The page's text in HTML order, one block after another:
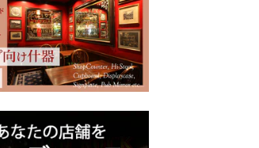
モリスの雑貨
英国ブランド雑貨